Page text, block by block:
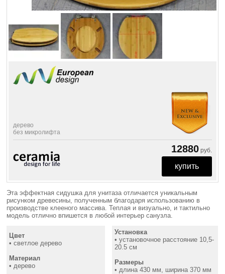
дерево
без микролифта
12880 руб.
Эта эффектная сидушка для унитаза отличается уникальным
рисунком древесины, полученным благодаря использованию в
производстве клееного массива. Теплая и визуально, и тактильно
модель отлично впишется в любой интерьер санузла.
Цвет
• светлое дерево
Материал
• дерево
Установка
• установочное расстояние 10,5-
20.5 см
Размеры
• длина 430 мм, ширина 370 мм